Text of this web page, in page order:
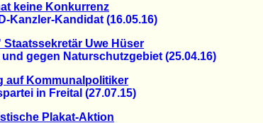
keine Konkurrenz
Kandidat (16.05.16)
Uwe Hüser
gegen Naturschutzgebiet (25.04.16)
auf Kommunalpolitiker
in Freital (27.07.15)
Plakat-Aktion